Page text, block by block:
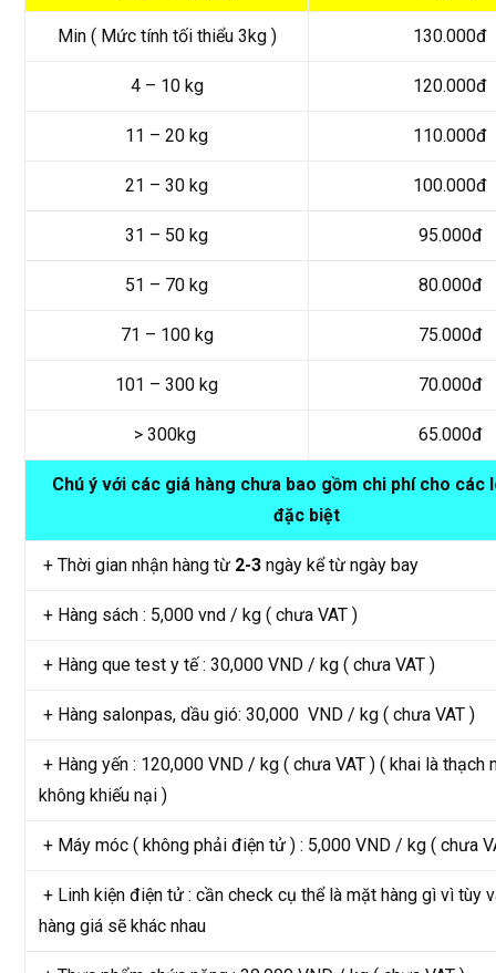
Min ( Mức tính tối thiểu 3kg ) 130.000đ
4 – 10 kg 120.000đ
11 – 20 kg 110.000đ
21 – 30 kg 100.000đ
31 – 50 kg 95.000đ
51 – 70 kg 80.000đ
71 – 100 kg 75.000đ
101 – 300 kg 70.000đ
> 300kg 65.000đ
Chú ý với các giá hàng chưa bao gồm chi phí cho các
đặc biệt
+ Thời gian nhận hàng từ 2-3 ngày kể từ ngày bay
+ Hàng sách : 5,000 vnd / kg ( chưa VAT )
+ Hàng que test y tế : 30,000 VND / kg ( chưa VAT )
+ Hàng salonpas, dầu gió: 30,000 VND / kg ( chưa VAT )
+ Hàng yến : 120,000 VND / kg ( chưa VAT ) ( khai là thạch
không khiếu nại )
+ Máy móc ( không phải điện tử ) : 5,000 VND / kg ( chưa
+ Linh kiện điện tử : cần check cụ thể là mặt hàng gì vì tùy
hàng giá sẽ khác nhau